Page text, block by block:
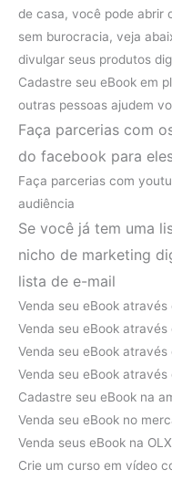
de casa, você pode abrir
sem burocracia, veja
divulgar seus produtos
Cadastre seu eBook em
outras pessoas ajudem
Faça parcerias com
do facebook para
Faça parcerias com
audiência
Se você já tem uma
nicho de marketing
lista de e-mail
Venda seu eBook
Venda seu eBook através
Venda seu eBook através
Venda seu eBook através
Cadastre seu eBook na
Venda seu eBook no
Venda seus eBook na OLX
Crie um curso em vídeo